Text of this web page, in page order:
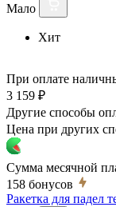
Мало
Хит
При оплате
3 159 ₽
Другие способы
Цена при других
Сумма месячной
158 бонусов
Ракетка для падел